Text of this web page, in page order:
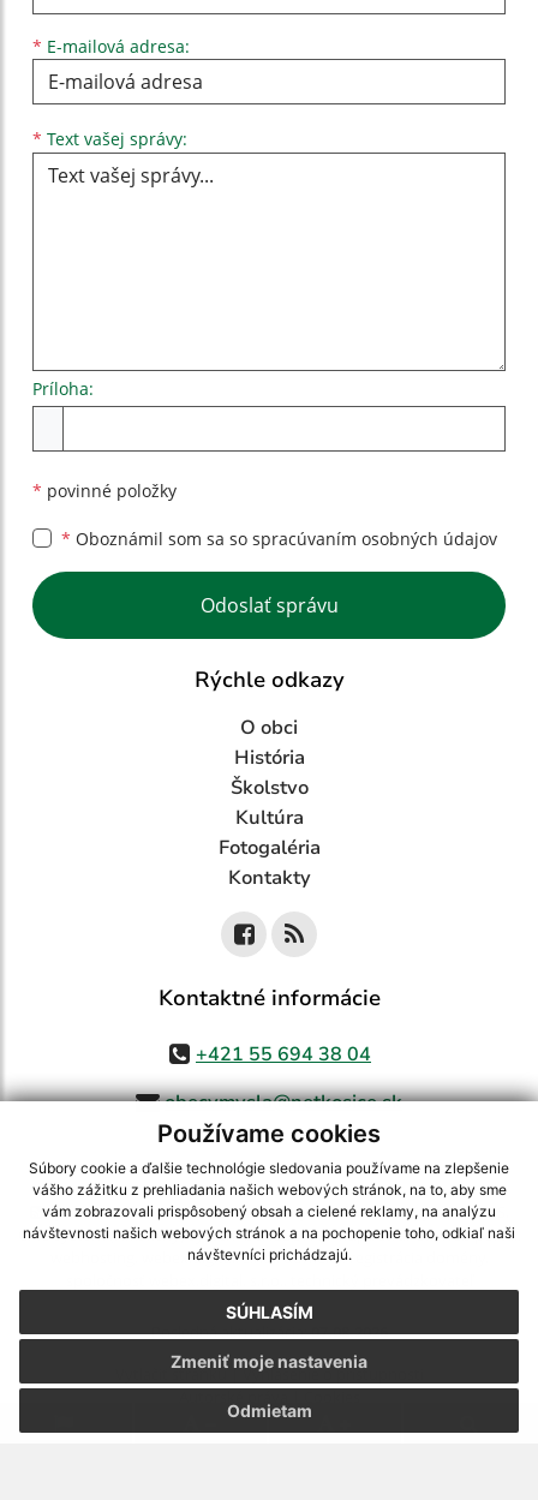
Používame cookies
Súbory cookie a ďalšie technológie sledovania používame na zlepšenie
vášho zážitku z prehliadania našich webových stránok, na to, aby sme
vám zobrazovali prispôsobený obsah a cielené reklamy, na analýzu
návštevnosti našich webových stránok a na pochopenie toho, odkiaľ naši
návštevníci prichádzajú.
SÚHLASÍM
Odmietam
Zmeniť moje nastavenia
* E-mailová adresa:
* Text vašej správy:
Príloha:
* povinné položky
* Oboznámil som sa so spracúvaním osobných údajov
Google reCaptcha Response
Odoslať správu
Rýchle odkazy
O obci
História
Školstvo
Kultúra
Fotogaléria
Kontakty
Kontaktné informácie
+421 55 694 38 04
obecvmysla@netkosice.sk
využite možnosť získavania aktuálnych informácií s využitím RSS
CMS systém (redakčný) systém ECHELON 2,Mapa stránok,web portál
webex.digital, s.r.o.,domény,registrácia domény
Posledná aktualizácia:07.08.2026
Vytlačiť stránku|Vyhlásenie o prístupnosti